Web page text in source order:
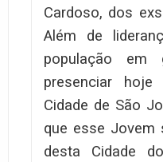
Cardoso, dos
Além de
população em
presenciar
Cidade de São
que esse Jovem
desta Cidade